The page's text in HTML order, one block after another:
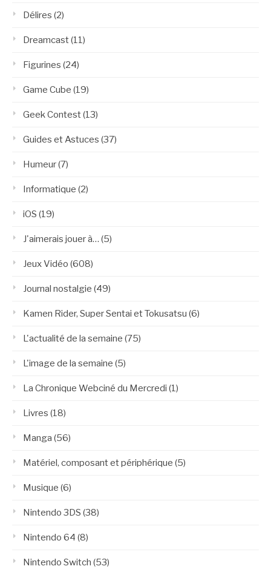
Délires (2)
Dreamcast(11)
Figurines (24)
Game Cube (19)
Geek Contest(13)
Guides et Astuces (37)
Humeur(7)
Informatique (2)
iOS (19)
J'aimerais jouer à… (5)
Jeux Vidéo (608)
Journal nostalgie (49)
Kamen Rider, Super Sentai et Tokusatsu (6)
L'actualité de la semaine (75)
L'image de la semaine (5)
La Chronique Webciné du Mercredi (1)
Livres (18)
Manga (56)
Matériel, composant et périphérique (5)
Musique (6)
Nintendo 3DS (38)
Nintendo 64 (8)
Nintendo Switch (53)